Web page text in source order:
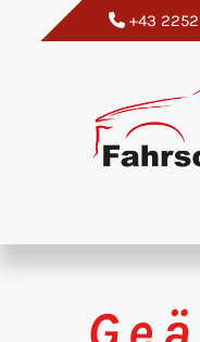
 +43